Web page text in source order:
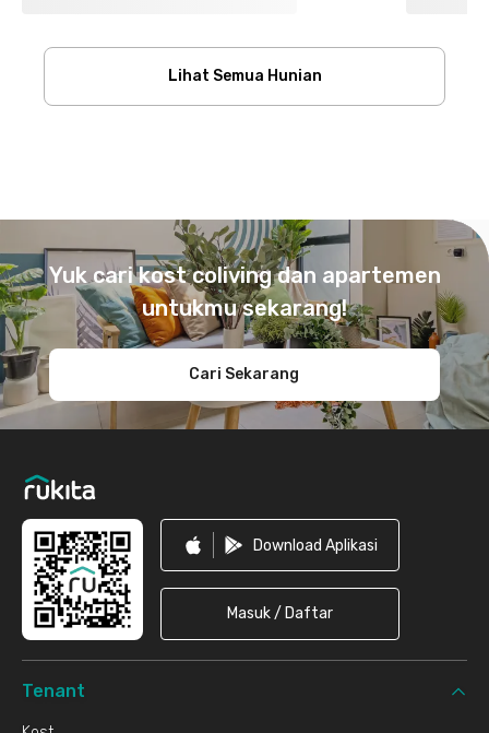
Lihat Semua Hunian
Yuk cari kost coliving dan apartemen
untukmu sekarang!
Cari Sekarang
Download Aplikasi
Masuk / Daftar
Tenant